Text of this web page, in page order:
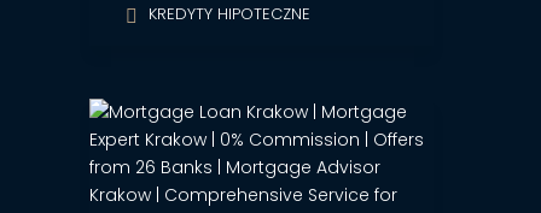
KREDYTY HIPOTECZNE